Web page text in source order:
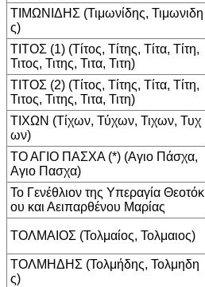
ΤΙΜΩΝΙΔΗΣ (Τιμωνίδης, Τιμωνιδη
ς)
ΤΙΤΟΣ (1) (Τίτος, Τίτης, Τίτα, Τίτη,
Τιτος, Τιτης, Τιτα, Τιτη)
ΤΙΤΟΣ (2) (Τίτος, Τίτης, Τίτα, Τίτη,
Τιτος, Τιτης, Τιτα, Τιτη)
ΤΙΧΩΝ (Τίχων, Τύχων, Τιχων, Τυχ
ων)
ΤΟ ΑΓΙΟ ΠΑΣΧΑ (*) (Αγιο Πάσχα,
Αγιο Πασχα)
Το Γενέθλιον της Υπεραγία Θεοτόκ
ου και Αειπαρθένου Μαρίας
ΤΟΛΜΑΙΟΣ (Τολμαίος, Τολμαιος)
ΤΟΛΜΗΔΗΣ (Τολμήδης, Τολμηδη
ς)